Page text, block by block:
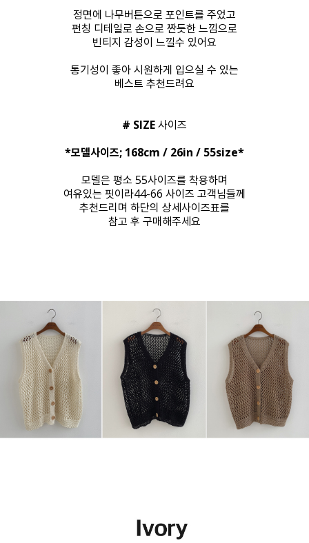
정면에 나무버튼으로 포인트를 주었고
펀칭 디테일로 손으로 짠듯한 느낌으로
빈티지 감성이 느낄수 있어요
통기성이 좋아 시원하게 입으실 수 있는
베스트 추천드려요
# SIZE사이즈
*모델사이즈; 168cm / 26in / 55size*
모델은 평소 55사이즈를 착용하며
여유있는 핏이라44-66 사이즈 고객님들께
추천드리며 하단의 상세사이즈표를
참고 후 구매해주세요